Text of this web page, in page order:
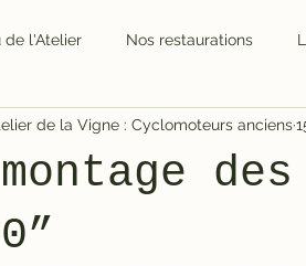
de l'Atelier Nos restaurations
de la Vigne : Cyclomoteurs anciens